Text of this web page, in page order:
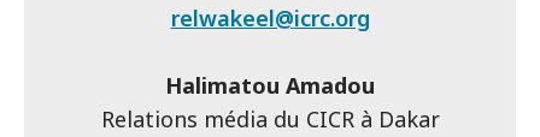
relwakeel@icrc.org
Halimatou Amadou
Relations média du CICR à Dakar